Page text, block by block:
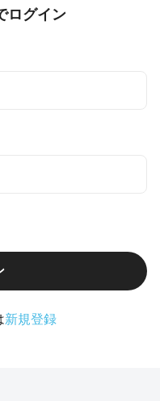
ログイン
新規登録